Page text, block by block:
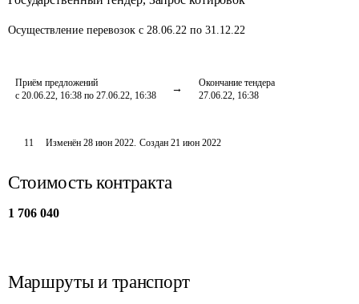
Осуществление перевозок с 28.06.22 по 31.12.22
Приём предложений
с 20.06.22, 16:38 по 27.06.22, 16:38
Окончание тендера
27.06.22, 16:38
11 Изменён28 июн 2022. Создан 21 июн 2022
Стоимость контракта
1 706 040
Маршруты и транспорт